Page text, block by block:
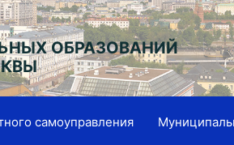
ОБРАЗОВАНИЙ
самоуправления